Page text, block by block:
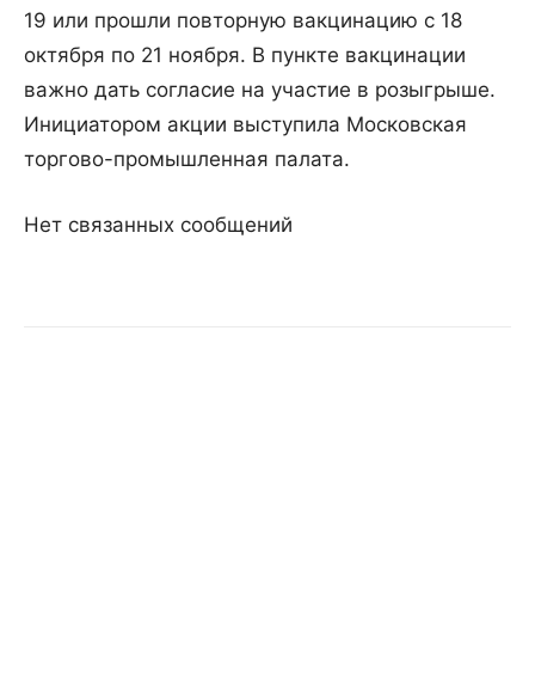
19 или прошли повторную вакцинацию с 18
октября по 21 ноября. В пункте вакцинации
важно дать согласие на участие в розыгрыше.
Инициатором акции выступила Московская
торгово-промышленная палата.
Нет связанных сообщений